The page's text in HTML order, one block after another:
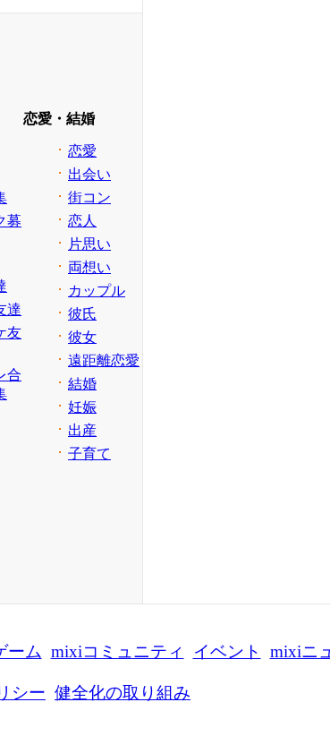
募
達
友
合
恋愛・結婚
恋愛
出会い
街コン
恋人
片思い
両想い
カップル
彼氏
彼女
遠距離恋愛
結婚
妊娠
出産
子育て
ーム mixiコミュニティ イベント mixiニ
シー 健全化の取り組み